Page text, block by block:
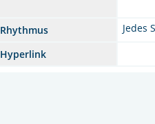
Rhythmus
Jedes
Hyperlink